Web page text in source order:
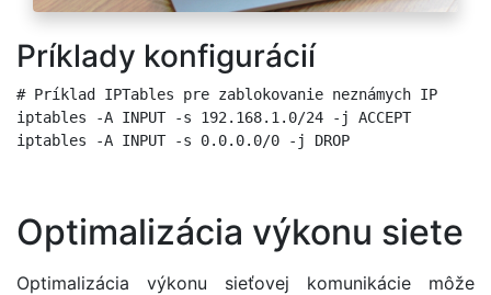
Príklady konfigurácií
# Príklad IPTables pre zablokovanie neznámych IP
iptables -A INPUT -s 192.168.1.0/24 -j ACCEPT
Optimalizácia výkonu siete
Optimalizácia výkonu sieťovej komunikácie môže